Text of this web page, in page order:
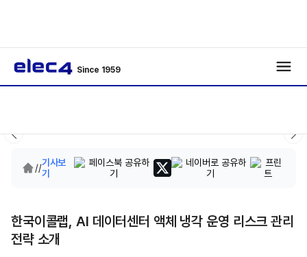
Since 1959
//기사보
기
한국이콜랩, AI 데이터센터 액체 냉각 운영 리스크 관리
전략 소개